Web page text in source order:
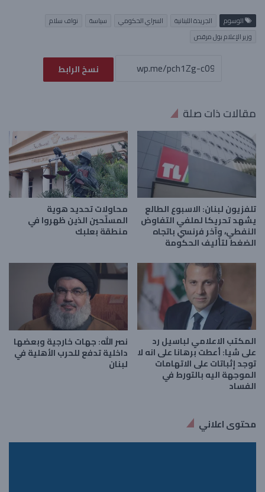
الوسوم الجريدة اللبنانية السراي الحكومي سياسة
نواف سلام
وزير الإعلام بول مرقص
نسخ الرابط
مقالات ذات صلة
تلفزيون لبنان: الاسبوع الطالع
يشهد تحريكا لملفي التفاوض
النفطي، وآخر فرنسي باتجاه
الضغط لتأليف الحكومة
محاولات تحديد هوية
المسلّحين الذين ظهروا في
منطقة بعلبك
المكتب الاعلامي لباسيل رد
على شيا: أعطت برهانا على انه لا
توجد إثباتات على الاتهامات
الموجهة اليه ‏بالتورط في
الفساد
نصر الله: جهات خارجية وبعضها
داخلية تدفع للحرب الأهلية في
لبنان
محتوى اعلاني